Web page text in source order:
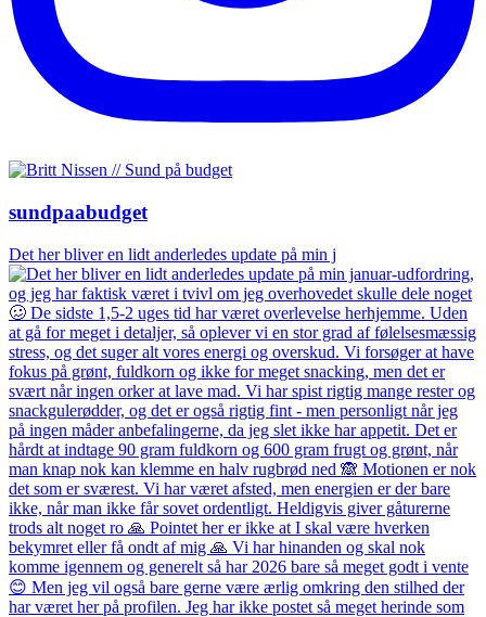
sundpaabudget
Det her bliver en lidt anderledes update på min j